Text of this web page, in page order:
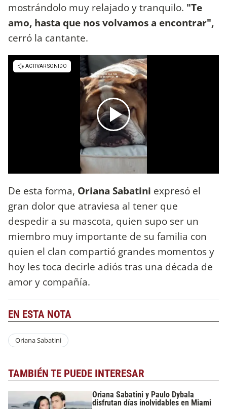
mostrándolo muy relajado y tranquilo. "Te
amo, hasta que nos volvamos a encontrar",
cerró la cantante.
De esta forma, Oriana Sabatini expresó el
gran dolor que atraviesa al tener que
despedir a su mascota, quien supo ser un
miembro muy importante de su familia con
quien el clan compartió grandes momentos y
hoy les toca decirle adiós tras una década de
amor y compañía.
EN ESTA NOTA
Oriana Sabatini
TAMBIÉN TE PUEDE INTERESAR
Oriana Sabatini y Paulo Dybala
disfrutan días inolvidables en Miami